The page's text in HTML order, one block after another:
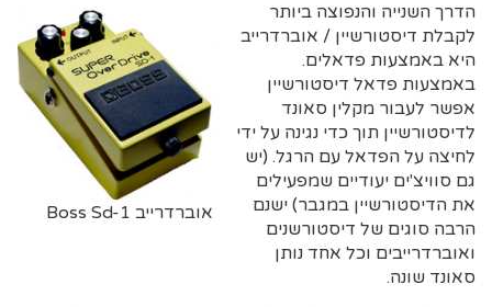
אוברדרייב Boss Sd-1
הדרך השנייה והנפוצה ביותר
לקבלת דיסטורשיין / אוברדרייב
היא באמצעות פדאלים.
באמצעות פדאל דיסטורשיין
אפשר לעבור מקלין סאונד
לדיסטורשיין תוך כדי נגינה על ידי
לחיצה על הפדאל עם הרגל. (יש
גם סוויצ'ים יעודיים שמפעילים
את הדיסטורשיין במגבר) ישנם
הרבה סוגים של דיסטורשנים
ואוברדרייבים וכל אחד נותן
סאונד שונה.